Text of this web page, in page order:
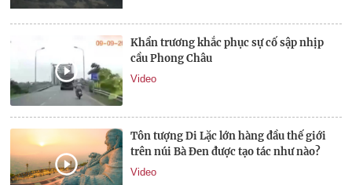
Khẩn trương khắc phục sự cố sập nhịp
cầu Phong Châu
Video
Tôn tượng Di Lặc lớn hàng đầu thế giới
trên núi Bà Đen được tạo tác như nào?
Video